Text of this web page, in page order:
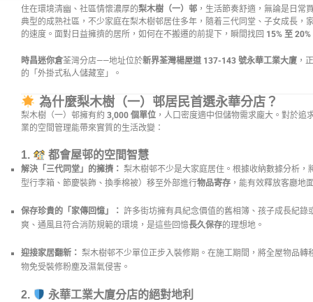
住在環境清幽、社區情懷濃厚的梨木樹（一）邨 ，生活節奏舒適，無論是日常
典型的成熟社區，不少家庭在梨木樹邨居住多年，隨着三代同堂、子女成長，
的速度。面對日益擁擠的居所，如何在不搬遷的前提下，瞬間找回 15% 至 20%
時昌迷你倉荃灣分店——地址位於新界荃灣楊屋道 137-143 號永華工業大廈 ，
的「外掛式私人儲藏室」。
為什麼梨木樹（一）邨居民首選永華分店？
梨木樹（一）邨擁有約 3,000 個單位 ，人口密度適中但儲物需求龐大。對於追
業的空間管理能帶來實質的生活改變：
1. 都會屋邨的空間智慧
解決「三代同堂」的擁擠： 梨木樹邨不少是大家庭居住。根據收納數據分析，
型行李箱、節慶裝飾、換季棉被）移至外部進行物品寄存 ，能有效釋放客廳地
保存珍貴的「家傳回憶」： 許多街坊擁有具紀念價值的舊相簿、孩子成長紀錄
爽、通風且符合消防規範的環境，是這些回憶長久保存的理想地。
迎接家居翻新： 梨木樹邨不少單位正步入裝修期。在施工期間，將全屋物品轉
物免受裝修粉塵及濕氣侵害。
2. 永華工業大廈分店的絕對地利